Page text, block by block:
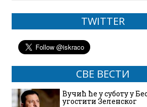
TWITTER
СВЕ ВЕСТИ
Вучић ће у суботу у
угостити Зеленског